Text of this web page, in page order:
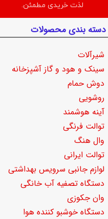
لذت خریدی مطمئن.
دسته بندی محصولات
شیرآلات
سینک و هود و گاز آشپزخانه
دوش حمام
روشویی
آینه هوشمند
توالت فرنگی
وال هنگ
توالت ایرانی
لوازم جانبی سرویس بهداشتی
دستگاه تصفیه آب خانگی
وان جکوزی
دستگاه خوشبو کننده هوا